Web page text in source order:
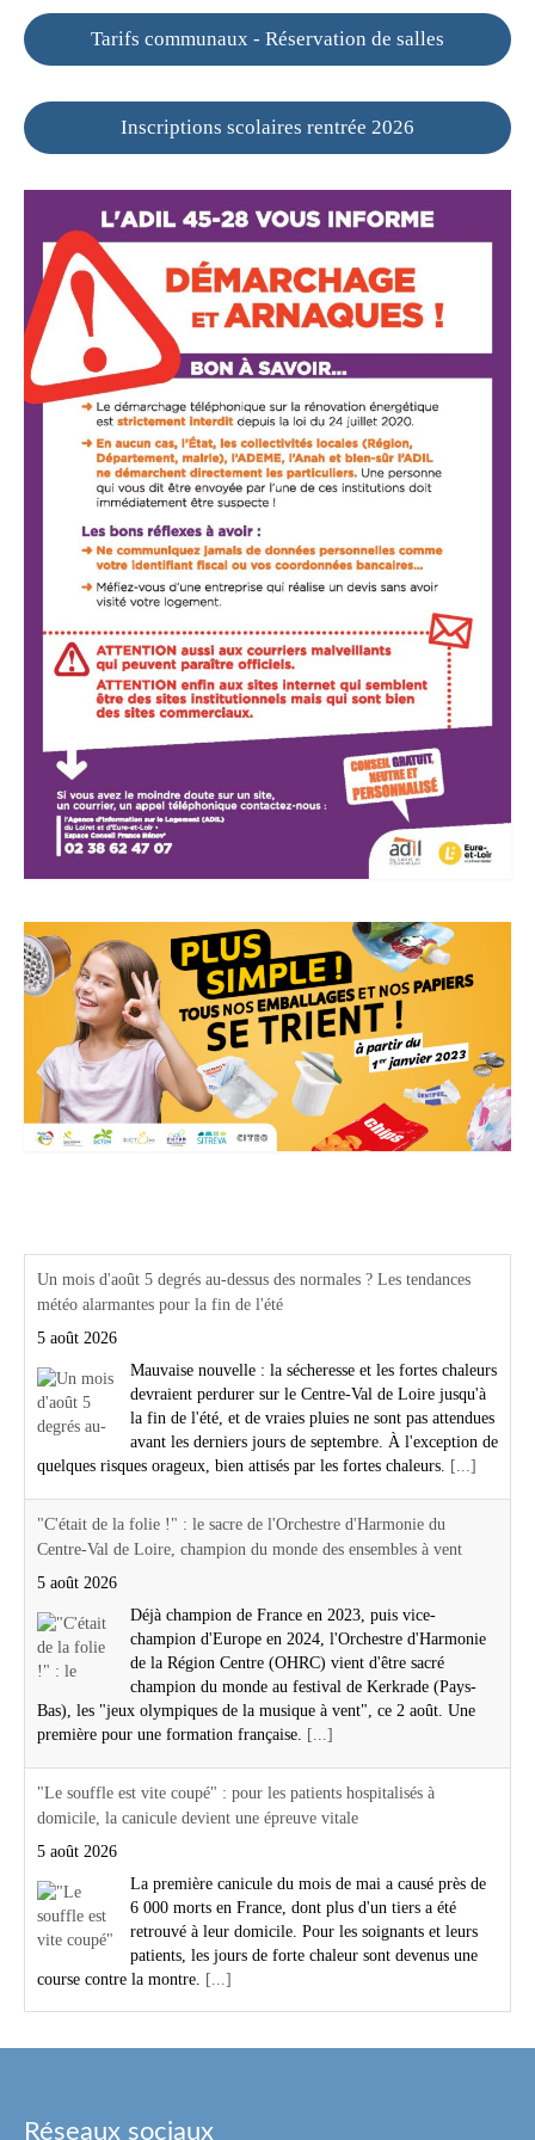
Tarifs communaux - Réservation de salles
Inscriptions scolaires rentrée 2026
Un mois d'août 5 degrés au-dessus des normales ? Les tendances
météo alarmantes pour la fin de l'été
5 août 2026
Mauvaise nouvelle : la sécheresse et les fortes chaleurs
devraient perdurer sur le Centre-Val de Loire jusqu'à
la fin de l'été, et de vraies pluies ne sont pas attendues
avant les derniers jours de septembre. À l'exception de
quelques risques orageux, bien attisés par les fortes chaleurs. [...]
"C'était de la folie !" : le sacre de l'Orchestre d'Harmonie du
Centre-Val de Loire, champion du monde des ensembles à vent
5 août 2026
Déjà champion de France en 2023, puis vice-
champion d'Europe en 2024, l'Orchestre d'Harmonie
de la Région Centre (OHRC) vient d'être sacré
champion du monde au festival de Kerkrade (Pays-
Bas), les "jeux olympiques de la musique à vent", ce 2 août. Une
première pour une formation française. [...]
"Le souffle est vite coupé" : pour les patients hospitalisés à
domicile, la canicule devient une épreuve vitale
5 août 2026
La première canicule du mois de mai a causé près de
6 000 morts en France, dont plus d'un tiers a été
retrouvé à leur domicile. Pour les soignants et leurs
patients, les jours de forte chaleur sont devenus une
course contre la montre. [...]
Réseaux sociaux